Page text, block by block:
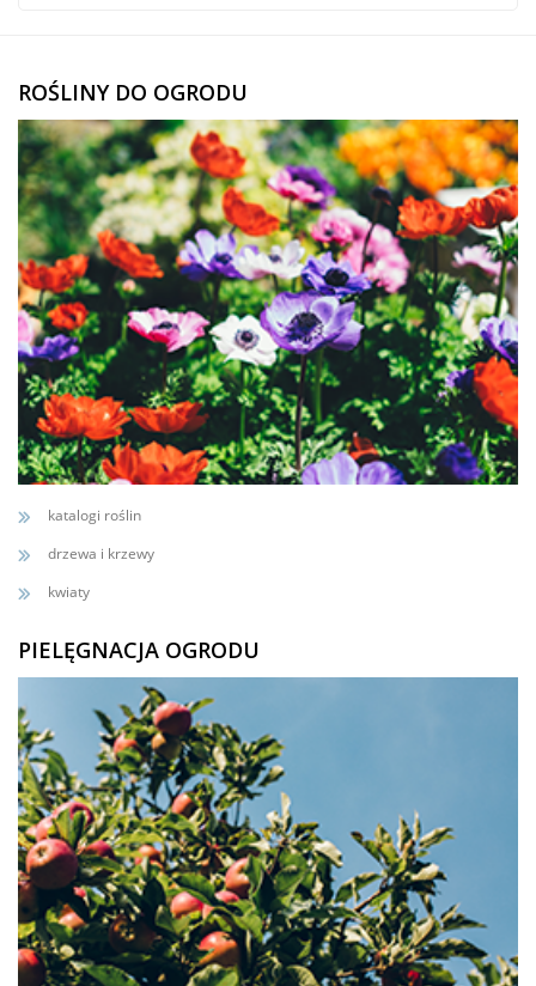
ROŚLINY DO OGRODU
katalogi roślin
drzewa i krzewy
kwiaty
PIELĘGNACJA OGRODU